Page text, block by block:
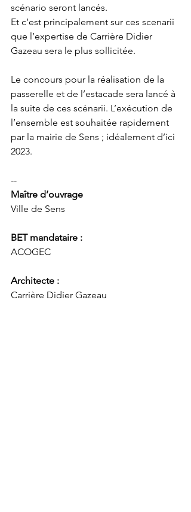
scénario seront lancés.
Et c’est principalement sur ces scenarii
que l’expertise de Carrière Didier
Gazeau sera le plus sollicitée.
Le concours pour la réalisation de la
passerelle et de l’estacade sera lancé à
la suite de ces scénarii. L’exécution de
l’ensemble est souhaitée rapidement
par la mairie de Sens ; idéalement d’ici
2023.
--
Maître d’ouvrage
Ville de Sens
BET mandataire :
ACOGEC
Architecte :
Carrière Didier Gazeau